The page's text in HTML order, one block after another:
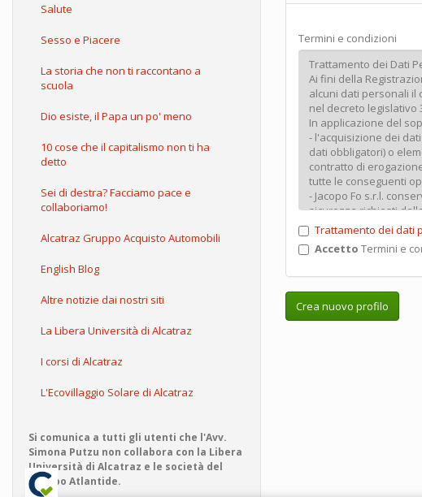
Salute
Sesso e Piacere
La storia che non ti raccontano a
scuola
Dio esiste, il Papa un po' meno
10 cose che il capitalismo non ti ha
detto
Sei di destra? Facciamo pace e
collaboriamo!
Alcatraz Gruppo Acquisto Automobili
English Blog
Altre notizie dai nostri siti
La Libera Università di Alcatraz
I corsi di Alcatraz
L'Ecovillaggio Solare di Alcatraz
Si comunica a tutti gli utenti che l'Avv.
Simona Putzu non collabora con la Libera
Università di Alcatraz e le società del
Gruppo Atlantide.
Termini e condizioni
Trattamento dei dati
Accetto Termini e
Crea nuovo profilo